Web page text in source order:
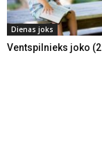
Dienas joks
Ventspilnieks joko